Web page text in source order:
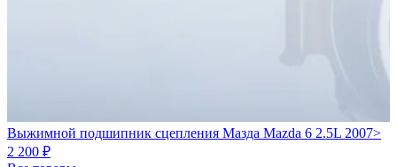
Выжимной подшипник сцепления Мазда Mazda 6 2.5L 2007>
2 200 ₽